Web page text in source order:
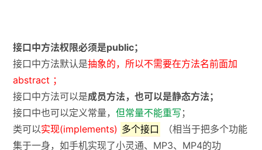
接口中方法权限必须是public；
接口中方法默认是抽象的，所以不需要在方法名前面加
abstract ；
接口中方法可以是成员方法，也可以是静态方法；
接口中也可以定义常量，但常量不能重写 ；
类可以实现(implements) 多个接口
（相当于把多个功能
集于一身，如手机实现了小灵通、MP3、MP4的功